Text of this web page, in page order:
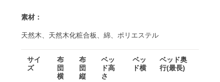
素材：
天然木、天然木化粧合板、綿、ポリエステル
サイ
ズ
布
団
横
布
団
縦
ベッ
ド高
さ
ベッ
ド横
ベッド奥
行(最長)